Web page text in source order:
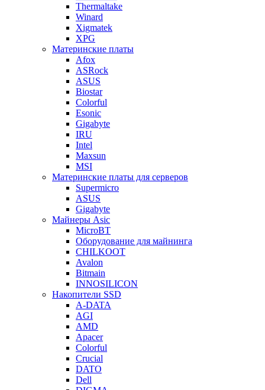
Thermaltake
Winard
Xigmatek
XPG
Материнские платы
Afox
ASRock
ASUS
Biostar
Colorful
Esonic
Gigabyte
IRU
Intel
Maxsun
MSI
Материнские платы для серверов
Supermicro
ASUS
Gigabyte
Майнеры Asic
MicroBT
Оборудование для майнинга
CHILKOOT
Avalon
Bitmain
INNOSILICON
Накопители SSD
A-DATA
AGI
AMD
Apacer
Colorful
Crucial
DATO
Dell